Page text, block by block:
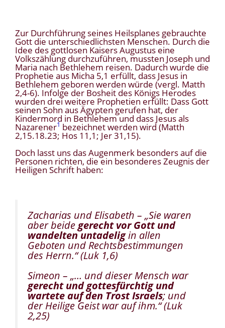
Zur Durchführung seines Heilsplanes gebrauchte
Gott die unterschiedlichsten Menschen. Durch die
Idee des gottlosen Kaisers Augustus eine
Volkszählung durchzuführen, mussten Joseph und
Maria nach Bethlehem reisen. Dadurch wurde die
Prophetie aus Micha 5,1 erfüllt, dass Jesus in
Bethlehem geboren werden würde (vergl. Matth
2,4-6). Infolge der Bosheit des Königs Herodes
wurden drei weitere Prophetien erfüllt: Dass Gott
seinen Sohn aus Ägypten gerufen hat, der
Kindermord in Bethlehem und dass Jesus als
Nazarener1 bezeichnet werden wird (Matth
2,15.18.23; Hos 11,1; Jer 31,15).
Doch lasst uns das Augenmerk besonders auf die
Personen richten, die ein besonderes Zeugnis der
Heiligen Schrift haben:
Zacharias und Elisabeth – „Sie waren
aberbeidegerecht vor Gott und
wandelten untadeligin allen
Geboten und Rechtsbestimmungen
des Herrn.“(Luk 1,6)
Simeon – „… und dieser Mensch war
gerecht und gottesfürchtig und
wartete auf den Trost Israels; und
der Heilige Geist war auf ihm.“(Luk
2,25)